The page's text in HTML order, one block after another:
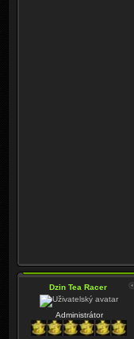
Dzin Tea Racer
Administrátor